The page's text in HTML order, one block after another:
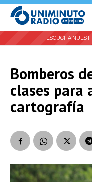
ESCUCHA
Bomberos
clases para
cartografía